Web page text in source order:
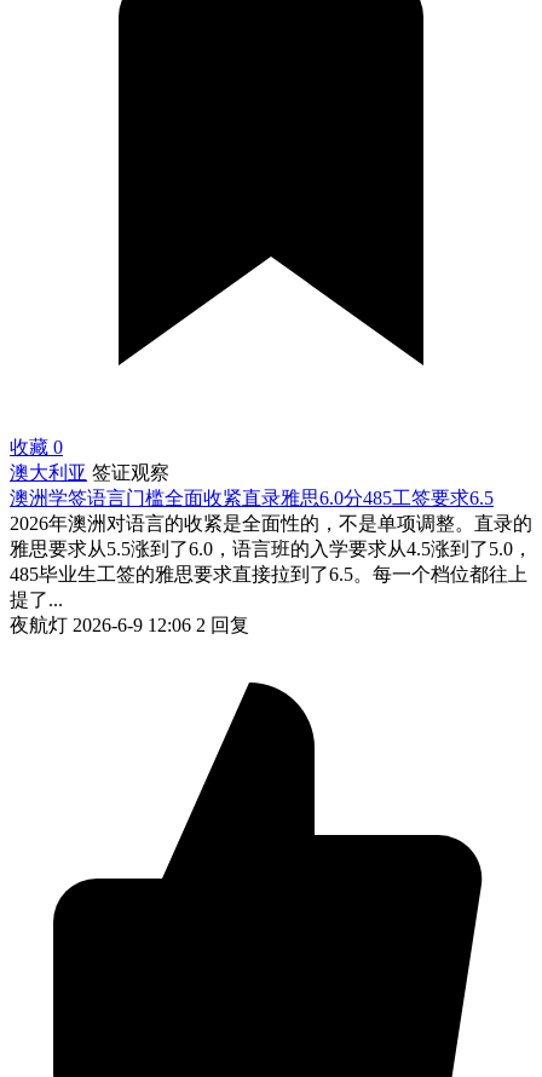
收藏 0
澳大利亚 签证观察
澳洲学签语言门槛全面收紧直录雅思6.0分485工签要求6.5
2026年澳洲对语言的收紧是全面性的，不是单项调整。直录的
雅思要求从5.5涨到了6.0，语言班的入学要求从4.5涨到了5.0，
485毕业生工签的雅思要求直接拉到了6.5。每一个档位都往上
提了...
夜航灯 2026-6-9 12:06 2 回复